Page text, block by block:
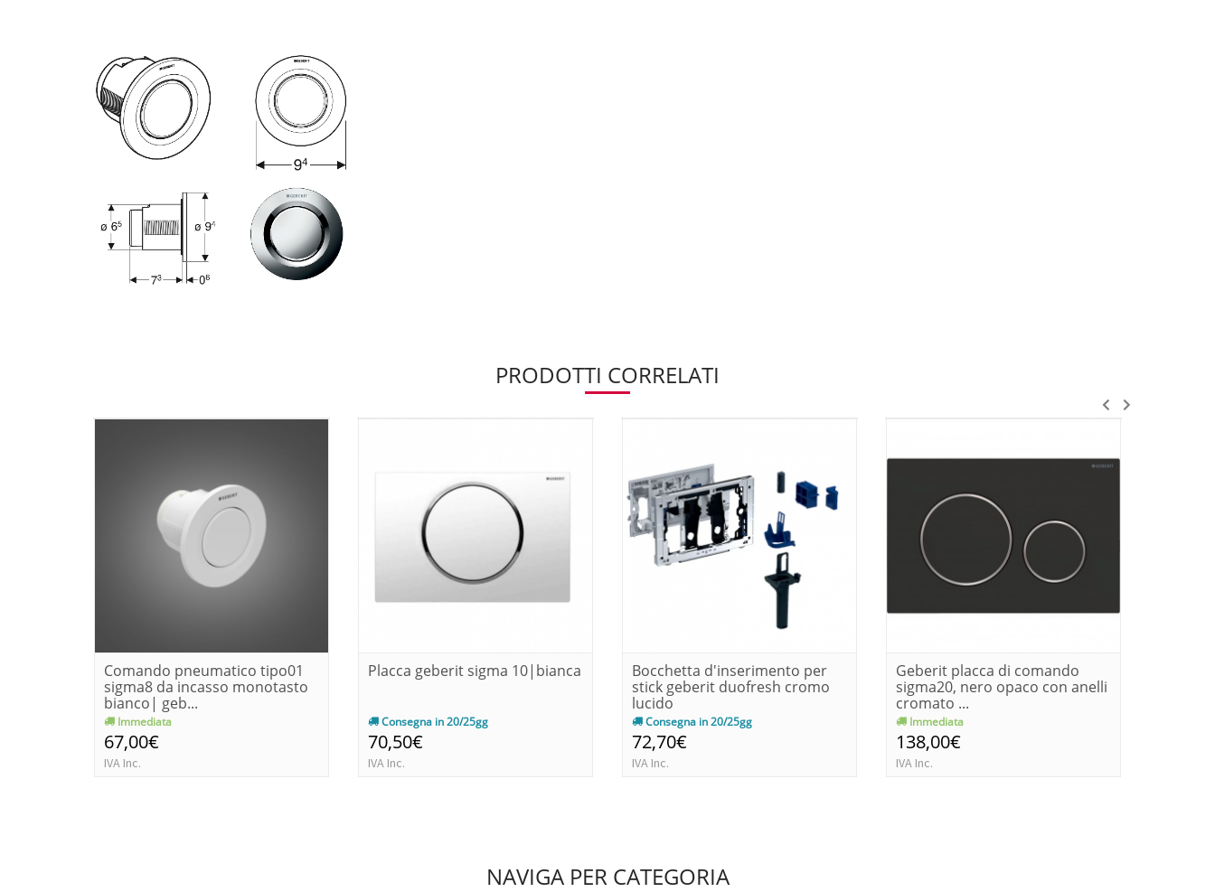
PRODOTTI CORRELATI
Comando pneumatico tipo01
sigma8 da incasso monotasto
bianco| geb...
Immediata
67,00€
IVA Inc.
Placca geberit sigma 10|bianca
Consegna in 20/25gg
70,50€
IVA Inc.
Bocchetta d'inserimento per
stick geberit duofresh cromo
lucido
Consegna in 20/25gg
72,70€
IVA Inc.
Geberit placca di comando
sigma20, nero opaco con anelli
cromato ...
Immediata
138,00€
IVA Inc.
NAVIGA PER CATEGORIA